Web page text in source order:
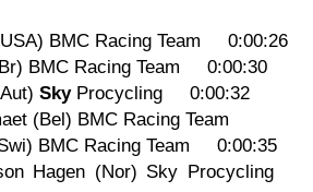
BMC Racing Team 0:00:26
BMC Racing Team 0:00:30
SkyProcycling 0:00:32
(Bel) BMC Racing Team
BMC Racing Team 0:00:35
Hagen (Nor) Sky Procycling